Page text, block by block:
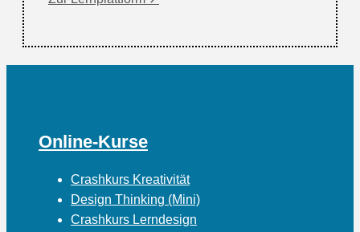
Online-Kurse
Crashkurs Kreativität
Design Thinking (Mini)
Crashkurs Lerndesign